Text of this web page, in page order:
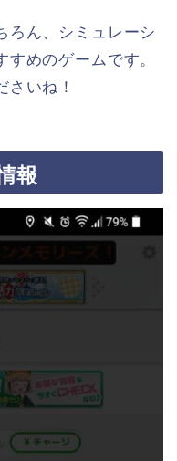
ろん、シミュレーシ
めのゲームです。
いね！
報